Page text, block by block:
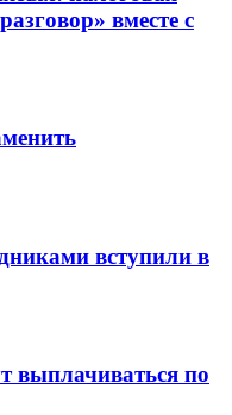
вместе с
вступили в
выплачиваться по